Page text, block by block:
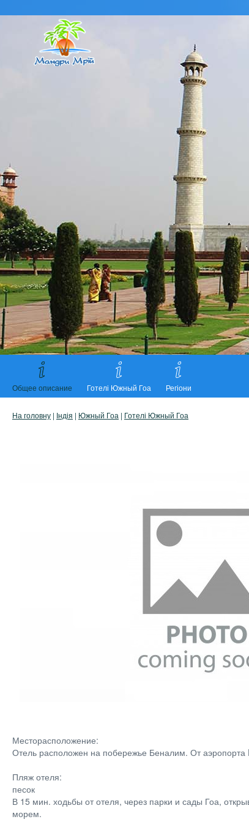
Общее описание Готелі Южный Гоа Регіони
На головну | Індія | Южный Гоа | Готелі Южный Гоа
Месторасположение:
Отель расположен на побережье Беналим. От аэропорта
Пляж отеля:
песок
В 15 мин. ходьбы от отеля, через парки и сады Гоа,
морем.